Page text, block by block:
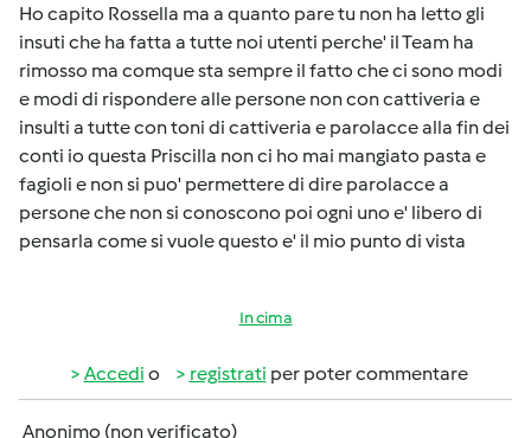
Ho capito Rossella ma a quanto pare tu non ha letto gli
insuti che ha fatta a tutte noi utenti perche' il Team ha
rimosso ma comque sta sempre il fatto che ci sono modi
e modi di rispondere alle persone non con cattiveria e
insulti a tutte con toni di cattiveria e parolacce alla fin dei
conti io questa Priscilla non ci ho mai mangiato pasta e
fagioli e non si puo' permettere di dire parolacce a
persone che non si conoscono poi ogni uno e' libero di
pensarla come si vuole questo e' il mio punto di vista
In cima
Accedi o registrati per poter commentare
Anonimo (non verificato)